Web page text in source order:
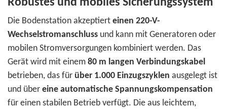
Robustes und mobiles Sicherungssystem
Die Bodenstation akzeptiert einen 220-V-
Wechselstromanschluss und kann mit Generatoren oder
mobilen Stromversorgungen kombiniert werden. Das
Gerät wird mit einem 80 m langen Verbindungskabel
betrieben, das für über 1.000 Einzugszyklen ausgelegt ist
und über eine automatische Spannungskompensation
für einen stabilen Betrieb verfügt. Die aus leichtem,